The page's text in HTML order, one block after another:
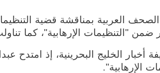
العربية بمناقشة قضية
ضمن "التنظيمات الإرهابية"، كما
أخبار الخليج البحرينية، إذ امتدح
الإرهابية".